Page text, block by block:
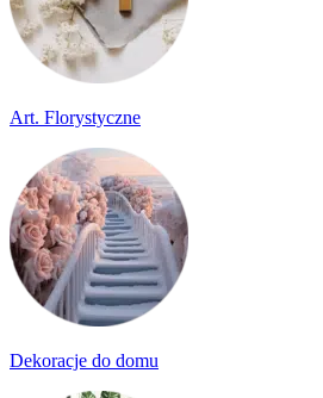
Art. Florystyczne
Dekoracje do domu